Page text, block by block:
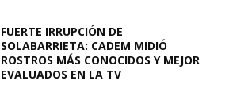
FUERTE IRRUPCIÓN DE
SOLABARRIETA: CADEM MIDIÓ
ROSTROS MÁS CONOCIDOS Y MEJOR
EVALUADOS EN LA TV